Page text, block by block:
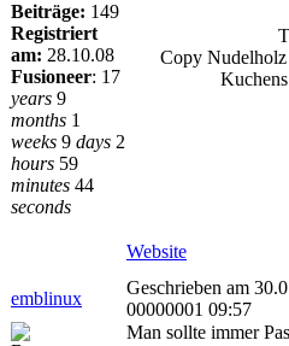
Beiträge: 149
Registriert
am: 28.10.08
Fusioneer: 17
years 9
months 1
weeks 9 days 2
hours 59
minutes 44
seconds
Copy Nudelholz
Website
emblinux
Geschrieben am
00000001 09:57
Man sollte immer